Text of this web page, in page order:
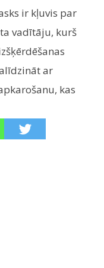
ir kļuvis par
vadītāju, kurš
ar
kas